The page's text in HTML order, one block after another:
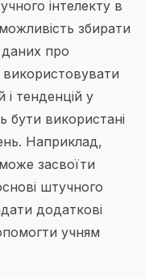
інтелекту в
збирати
даних про
використовувати
і тенденцій у
бути використані
Наприклад,
засвоїти
штучного
додаткові
учням